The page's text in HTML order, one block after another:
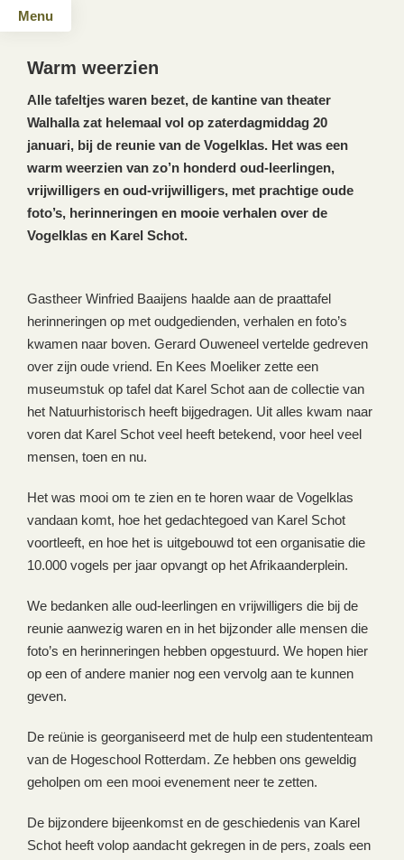
Menu
Warm weerzien
Alle tafeltjes waren bezet, de kantine van theater
Walhalla zat helemaal vol op zaterdagmiddag 20
januari, bij de reunie van de Vogelklas. Het was een
warm weerzien van zo’n honderd oud-leerlingen,
vrijwilligers en oud-vrijwilligers, met prachtige oude
foto’s, herinneringen en mooie verhalen over de
Vogelklas en Karel Schot.
Gastheer Winfried Baaijens haalde aan de praattafel
herinneringen op met oudgedienden, verhalen en foto’s
kwamen naar boven. Gerard Ouweneel vertelde gedreven
over zijn oude vriend. En Kees Moeliker zette een
museumstuk op tafel dat Karel Schot aan de collectie van
het Natuurhistorisch heeft bijgedragen. Uit alles kwam naar
voren dat Karel Schot veel heeft betekend, voor heel veel
mensen, toen en nu.
Het was mooi om te zien en te horen waar de Vogelklas
vandaan komt, hoe het gedachtegoed van Karel Schot
voortleeft, en hoe het is uitgebouwd tot een organisatie die
10.000 vogels per jaar opvangt op het Afrikaanderplein.
We bedanken alle oud-leerlingen en vrijwilligers die bij de
reunie aanwezig waren en in het bijzonder alle mensen die
foto’s en herinneringen hebben opgestuurd. We hopen hier
op een of andere manier nog een vervolg aan te kunnen
geven.
De reünie is georganiseerd met de hulp een studententeam
van de Hogeschool Rotterdam. Ze hebben ons geweldig
geholpen om een mooi evenement neer te zetten.
De bijzondere bijeenkomst en de geschiedenis van Karel
Schot heeft volop aandacht gekregen in de pers, zoals een